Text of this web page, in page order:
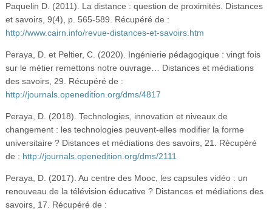
Paquelin D. (2011). La distance : question de proximités. Distances
et savoirs, 9(4), p. 565-589. Récupéré de :
http://www.cairn.info/revue-distances-et-savoirs.htm
Peraya, D. et Peltier, C. (2020). Ingénierie pédagogique : vingt fois
sur le métier remettons notre ouvrage… Distances et médiations
des savoirs, 29. Récupéré de :
http://journals.openedition.org/dms/4817
Peraya, D. (2018). Technologies, innovation et niveaux de
changement : les technologies peuvent-elles modifier la forme
universitaire ? Distances et médiations des savoirs, 21. Récupéré
de : http://journals.openedition.org/dms/2111
Peraya, D. (2017). Au centre des Mooc, les capsules vidéo : un
renouveau de la télévision éducative ? Distances et médiations des
savoirs, 17. Récupéré de :